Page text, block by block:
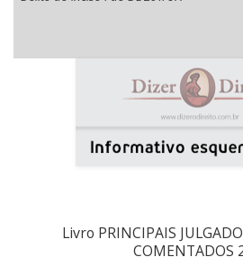
Livro PRINCIPAIS
COMENTADOS